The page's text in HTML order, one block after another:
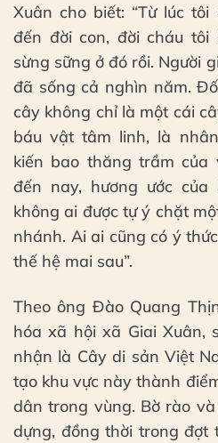
Xuân cho biết: “Từ lúc
đến đời con, đời cháu
sừng sững ở đó rồi. Người
đã sống cả nghìn năm.
cây không chỉ là một cái
báu vật tâm linh, là
kiến bao thăng trầm của
đến nay, hương ước
không ai được tự ý chặt
nhánh. Ai ai cũng có ý
thế hệ mai sau”.
Theo ông Đào Quang
hóa xã hội xã Giai Xuân,
nhận là Cây di sản Việt
tạo khu vực này thành
dân trong vùng. Bờ rào
dựng, đồng thời trong đợt